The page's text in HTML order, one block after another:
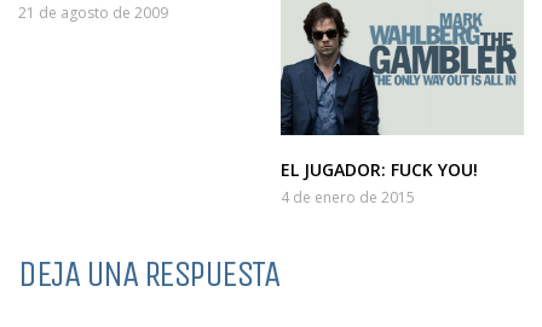
21 de agosto de 2009
EL JUGADOR: FUCK YOU!
4 de enero de 2015
DEJA UNA RESPUESTA